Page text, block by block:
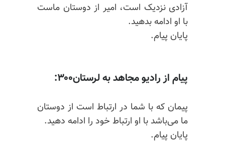
آزادی نزدیک است، امیر از دوستان ماست
با او ادامه بدهید.
پایان پیام.
پیام از رادیو مجاهد به لرستان۳۰۰:
پیمان که با شما در ارتباط است از دوستان
ما می‌باشد با او ارتباط خود را ادامه دهید.
پایان پیام.